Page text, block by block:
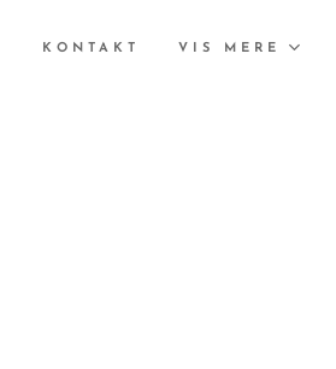
KONTAKT VIS MERE